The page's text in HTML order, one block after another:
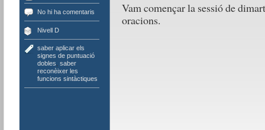
No hi ha comentaris
Nivell D
saber aplicar els
signes de puntuació
dobles saber
reconèixer les
funcions sintàctiques
Vam començar la sessió de
oracions.